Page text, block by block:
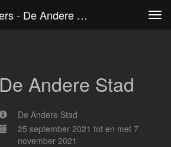
Jacob Kerssemakers - De Andere Stad
De Andere Stad
De Andere Stad
25 september 2021 tot en met 7
november 2021